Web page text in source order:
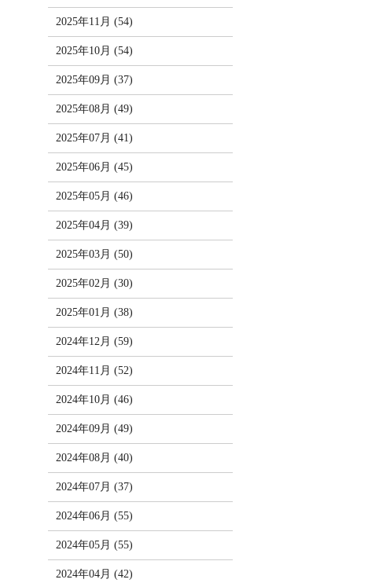
2025年11月 (54)
2025年10月 (54)
2025年09月 (37)
2025年08月 (49)
2025年07月 (41)
2025年06月 (45)
2025年05月 (46)
2025年04月 (39)
2025年03月 (50)
2025年02月 (30)
2025年01月 (38)
2024年12月 (59)
2024年11月 (52)
2024年10月 (46)
2024年09月 (49)
2024年08月 (40)
2024年07月 (37)
2024年06月 (55)
2024年05月 (55)
2024年04月 (42)